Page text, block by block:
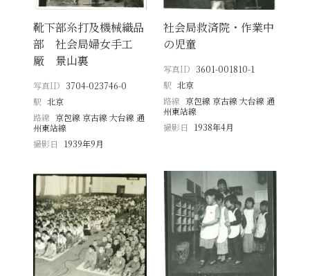
靴下部糸打及機械織品
部 社会局婦女手工
厰 景山裏
写真ID 3704-023746-0
駅 北京
路線 京包線 京古線 大台線 通
州東站線
撮影日
1939年9月
社会局救済院・作業中
の児童
写真ID 3601-001810-1
駅 北京
路線 京包線 京古線 大台線 通
州東站線
撮影日
1938年4月